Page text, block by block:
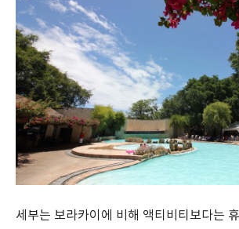
세부는 보라카이에 비해 액티비티보다는